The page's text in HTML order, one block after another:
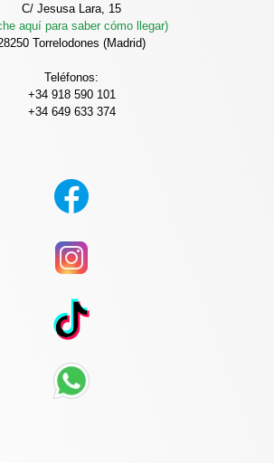
C/ Jesusa Lara, 15
aquí para saber cómo llegar)
Torrelodones (Madrid)
Teléfonos:
+34 918 590 101
+34 649 633 374